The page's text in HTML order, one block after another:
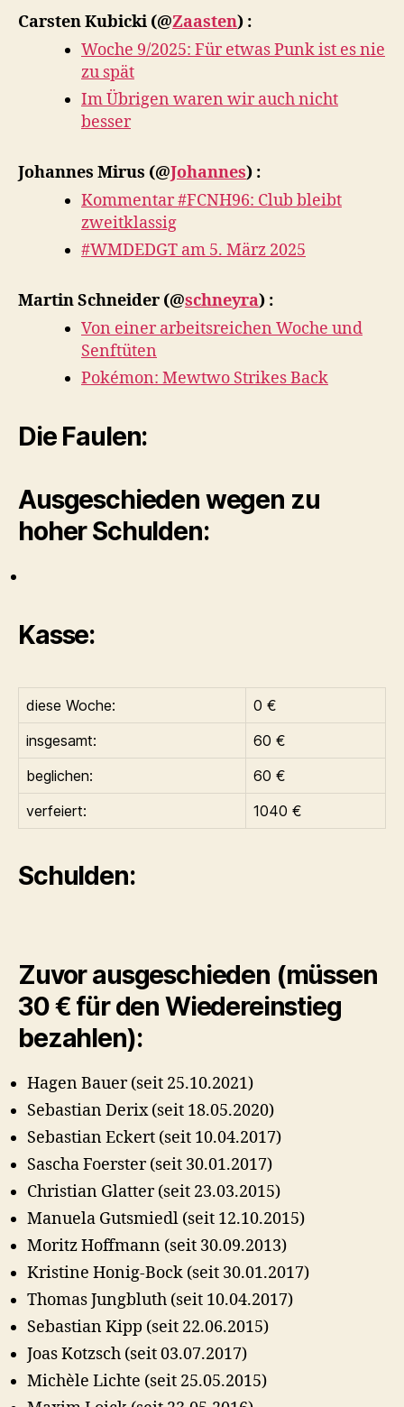
Carsten Kubicki (@Zaasten) :
Woche 9/2025: Für etwas Punk ist es nie
zu spät
Im Übrigen waren wir auch nicht
besser
Johannes Mirus (@Johannes) :
Kommentar #FCNH96: Club bleibt
zweitklassig
#WMDEDGT am 5. März 2025
Martin Schneider (@schneyra) :
Von einer arbeitsreichen Woche und
Senftüten
Pokémon: Mewtwo Strikes Back
Die Faulen:
Ausgeschieden wegen zu
hoher Schulden:
Kasse:
diese Woche:
0 €
insgesamt:
60 €
beglichen:
60 €
verfeiert:
1040 €
Schulden:
Zuvor ausgeschieden (müssen
30 € für den Wiedereinstieg
bezahlen):
Hagen Bauer (seit 25.10.2021)
Sebastian Derix (seit 18.05.2020)
Sebastian Eckert (seit 10.04.2017)
Sascha Foerster (seit 30.01.2017)
Christian Glatter (seit 23.03.2015)
Manuela Gutsmiedl (seit 12.10.2015)
Moritz Hoffmann (seit 30.09.2013)
Kristine Honig-Bock (seit 30.01.2017)
Thomas Jungbluth (seit 10.04.2017)
Sebastian Kipp (seit 22.06.2015)
Joas Kotzsch (seit 03.07.2017)
Michèle Lichte (seit 25.05.2015)